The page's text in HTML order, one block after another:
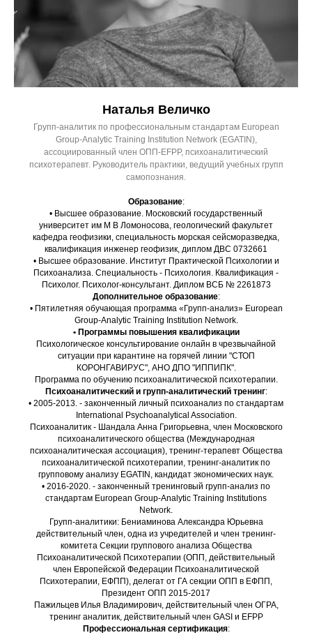
Наталья Величко
Групп-аналитик по профессиональным стандартам European
Group-Analytic Training Institution Network (EGATIN),
ассоциированный член ОПП-EFPP, психоаналитический
психотерапевт. Руководитель практики, ведущий учебных групп
самопознания.
Образование:
• Высшее образование. Московский государственный
университет им М В Ломоносова, геологический факультет
кафедра геофизики, специальность морская сейсморазведка,
квалификация инженер геофизик, диплом ДВС 0732661
• Высшее образование. Институт Практической Психологии и
Психоанализа. Специальность - Психология. Квалификация -
Психолог. Психолог-консультант. Диплом ВСБ № 2261873
Дополнительное образование:
• Пятилетняя обучающая программа «Групп-анализ» European
Group-Analytic Training Institution Network.
• Программы повышения квалификации
Психологическое консультирование онлайн в чрезвычайной
ситуации при карантине на горячей линии "СТОП
КОРОНГАВИРУС", АНО ДПО "ИППИПК".
Программа по обучению психоаналитической психотерапии.
Психоаналитический и групп-аналитический тренинг:
• 2005-2013. - законченный личный психоанализ по стандартам
International Psychoanalytical Association.
Психоаналитик - Шандала Анна Григорьевна, член Московского
психоаналитического общества (Международная
психоаналитическая ассоциация), тренинг-терапевт Общества
психоаналитической психотерапии, тренинг-аналитик по
групповому анализу EGATIN, кандидат экономических наук.
• 2016-2020. - законченный тренинговый групп-анализ по
стандартам European Group-Analytic Training Institutions
Network.
Групп-аналитики: Бениаминова Александра Юрьевна
действительный член, одна из учредителей и член тренинг-
комитета Секции группового анализа Общества
Психоаналитической Психотерапии (ОПП, действительный
член Европейской Федерации Психоаналитической
Психотерапии, ЕФПП), делегат от ГА секции ОПП в ЕФПП,
Президент ОПП 2015-2017
Пажильцев Илья Владимирович, действительный член ОГРА,
тренинг аналитик, действительный член GASI и EFPP
Профессиональная сертификация: